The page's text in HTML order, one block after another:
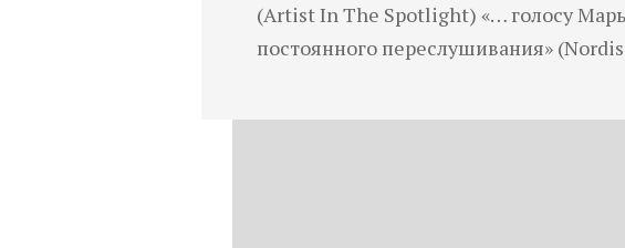
(Artist In The Spotlight) «… голосу
постоянного переслушивания»